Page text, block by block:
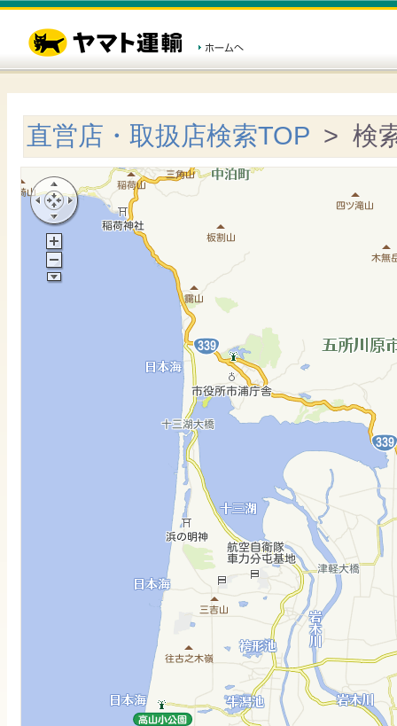
直営店・取扱店検索TOP > 検